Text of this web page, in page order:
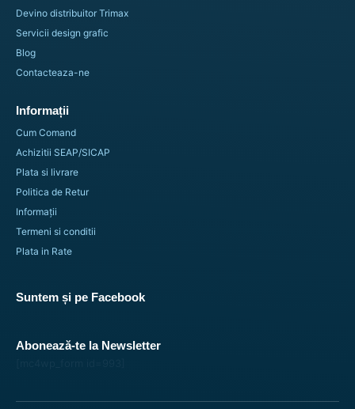
Devino distribuitor Trimax
Servicii design grafic
Blog
Contacteaza-ne
Informații
Cum Comand
Achizitii SEAP/SICAP
Plata si livrare
Politica de Retur
Informații
Termeni si conditii
Plata in Rate
Suntem și pe Facebook
Abonează-te la Newsletter